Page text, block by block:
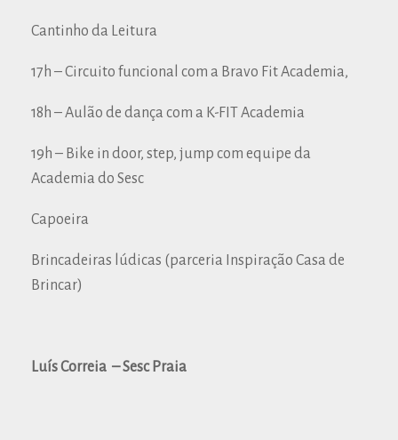
Cantinho da Leitura
17h – Circuito funcional com a Bravo Fit Academia,
18h – Aulão de dança com a K-FIT Academia
19h – Bike in door, step, jump com equipe da
Academia do Sesc
Capoeira
Brincadeiras lúdicas (parceria Inspiração Casa de
Brincar)
Luís Correia – Sesc Praia